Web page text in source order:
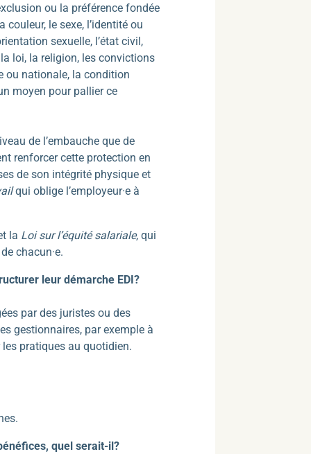
ou la préférence fondée
le sexe, l’identité ou
sexuelle, l’état civil,
loi, la religion, les convictions
ou nationale, la condition
moyen pour pallier ce
de l’embauche que de
renforcer cette protection en
de son intégrité physique et
qui oblige l’employeur·e à
la Loi sur l’équité salariale, qui
chacun·e.
leur démarche EDI?
par des juristes ou des
gestionnaires, par exemple à
pratiques au quotidien.
quel serait-il?